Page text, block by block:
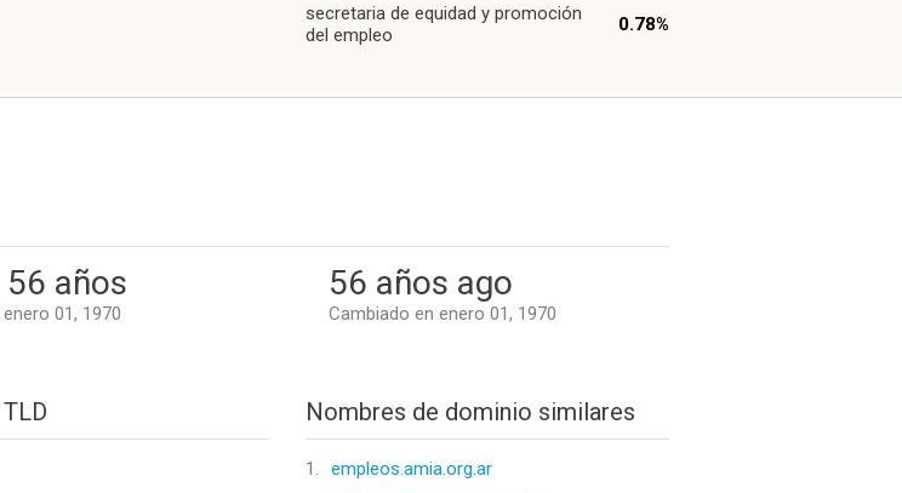
secretaria de equidad y promoción
del empleo
0.78%
años
01, 1970
56 años ago
Cambiado en enero 01, 1970
Nombres de dominio similares
1.
empleos.amia.org.ar